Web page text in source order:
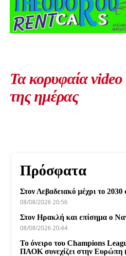
Τα κορυφαία
της ημέρας
Πρόσφατα
Στον Λεβαδειακό μέχρι το
08/08/2026 20:56
Στον Ηρακλή και επίσημα ο
08/08/2026 20:44
Το όνειρο του Champions
ΠΑΟΚ συνεχίζει στην Ευρώπη